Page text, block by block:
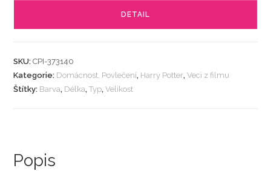
DETAIL
SKU:CPI-373140
Kategorie: Domácnost, Povlečení, Harry Potter,Veci z filmu
Štítky: Barva, Délka,Typ,Velikost
Popis